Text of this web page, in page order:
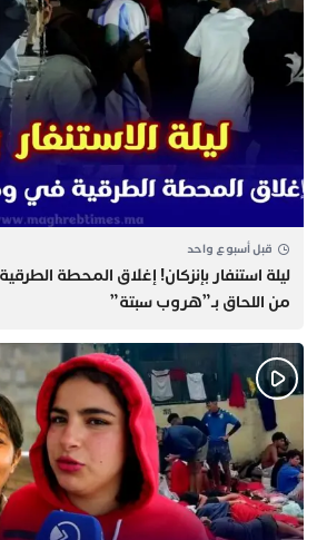
قبل أسبوع واحد
​ليلة استنفار بإنزكان! إغلاق المحطة
من اللحاق بـ”هروب سبتة”